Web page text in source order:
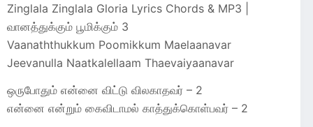
Zinglala Zinglala Gloria Lyrics Chords & MP3 |
வானத்துக்கும் பூமிக்கும் 3
Vaanaththukkum Poomikkum Maelaanavar
Jeevanulla Naatkalellaam Thaevaiyaanavar
ஒருபோதும் என்னை விட்டு விலகாதவர் – 2
என்னை என்றும் கைவிடாமல் காத்துக்கொள்பவர் – 2